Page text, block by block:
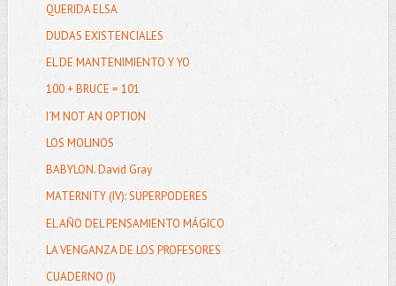
QUERIDA ELSA
DUDAS EXISTENCIALES
EL DE MANTENIMIENTO Y YO
100 + BRUCE = 101
I´M NOT AN OPTION
LOS MOLINOS
BABYLON. David Gray
MATERNITY (IV): SUPERPODERES
EL AÑO DEL PENSAMIENTO MÁGICO
LA VENGANZA DE LOS PROFESORES
CUADERNO (I)